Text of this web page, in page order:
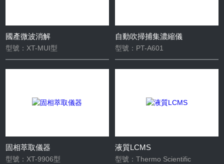
國產微波消解
型號：XT-MUI型
自動吹掃捕集濃縮儀
型號：PT-A601
固相萃取儀器
型號：XT-9906型
液質LCMS
型號：Thermo Scientific